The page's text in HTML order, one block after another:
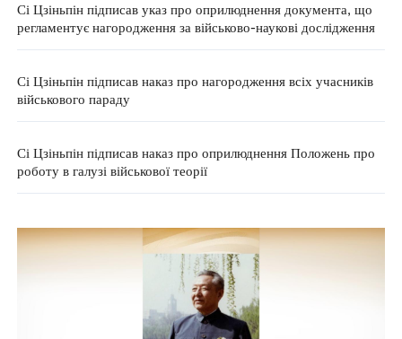
Сі Цзіньпін підписав указ про оприлюднення документа, що
регламентує нагородження за військово-наукові дослідження
Сі Цзіньпін підписав наказ про нагородження всіх учасників
військового параду
Сі Цзіньпін підписав наказ про оприлюднення Положень про
роботу в галузі військової теорії